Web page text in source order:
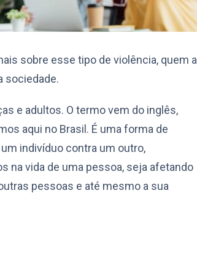
sobre esse tipo de violência, quem a
sociedade.
e adultos. O termo vem do inglês,
aqui no Brasil. É uma forma de
indivíduo contra um outro,
na vida de uma pessoa, seja afetando
pessoas e até mesmo a sua